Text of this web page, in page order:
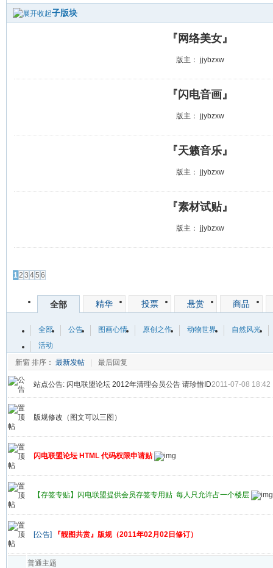
子版块
『网络美女』
版主： jjybzxw
『闪电音画』
版主： jjybzxw
『天籁音乐』
版主： jjybzxw
『素材试贴』
版主： jjybzxw
12 3 45 6
全部 精华 投票 悬赏 商品
全部 公告 图画心情 原创之作 动物世界
自然风光
活动
新窗 排序： 最新发帖 最后回复
站点公告: 闪电联盟论坛 2012年清理会员公告 请珍惜ID2011-07-08 18:42
版规修改（图文可以三图）
闪电联盟论坛 HTML 代码权限申请贴
【存签专贴】闪电联盟提供会员存签专用贴 每人只允许占一个楼层
[公告] 『靓图共赏』版规（2011年02月02日修订）
普通主题